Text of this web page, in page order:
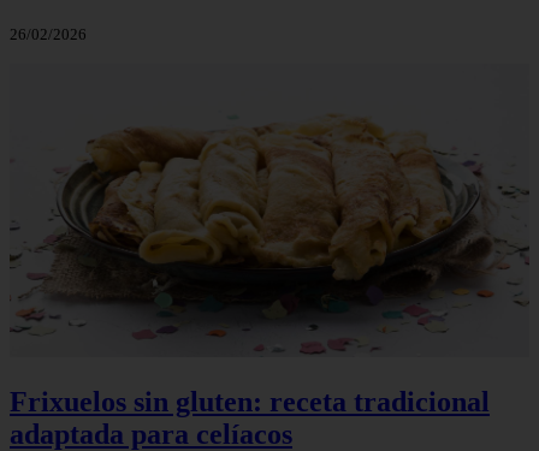
26/02/2026
Frixuelos sin gluten: receta tradicional
adaptada para celíacos